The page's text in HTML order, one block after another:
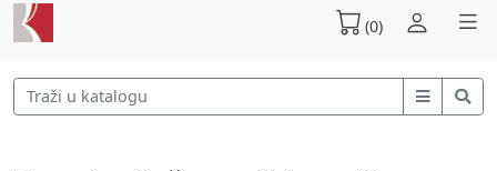
(0)